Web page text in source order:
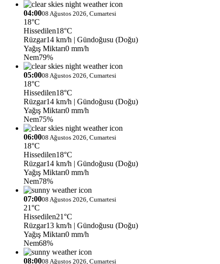
04:0008 Ağustos 2026, Cumartesi
18°C
Hissedilen18°C
Rüzgar14 km/h | Gündoğusu (Doğu)
Yağış Miktarı0 mm/h
Nem79%
05:0008 Ağustos 2026, Cumartesi
18°C
Hissedilen18°C
Rüzgar14 km/h | Gündoğusu (Doğu)
Yağış Miktarı0 mm/h
Nem75%
06:0008 Ağustos 2026, Cumartesi
18°C
Hissedilen18°C
Rüzgar14 km/h | Gündoğusu (Doğu)
Yağış Miktarı0 mm/h
Nem78%
07:0008 Ağustos 2026, Cumartesi
21°C
Hissedilen21°C
Rüzgar13 km/h | Gündoğusu (Doğu)
Yağış Miktarı0 mm/h
Nem68%
08:0008 Ağustos 2026, Cumartesi